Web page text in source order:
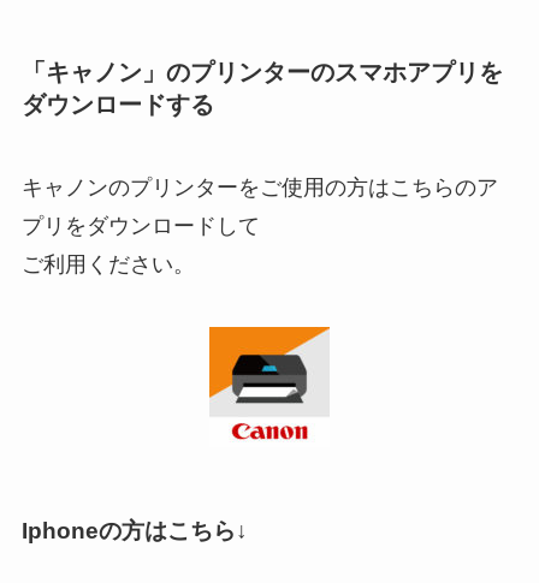
「キャノン」のプリンターのスマホアプリを
ダウンロードする
キャノンのプリンターをご使用の方はこちらのア
プリをダウンロードして
ご利用ください。
Iphoneの方はこちら↓